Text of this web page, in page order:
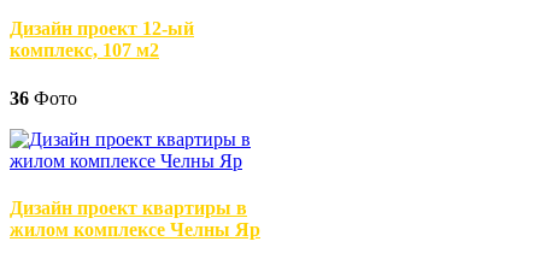
Дизайн проект 12-ый
комплекс, 107 м2
36 Фото
Дизайн проект квартиры в
жилом комплексе Челны Яр